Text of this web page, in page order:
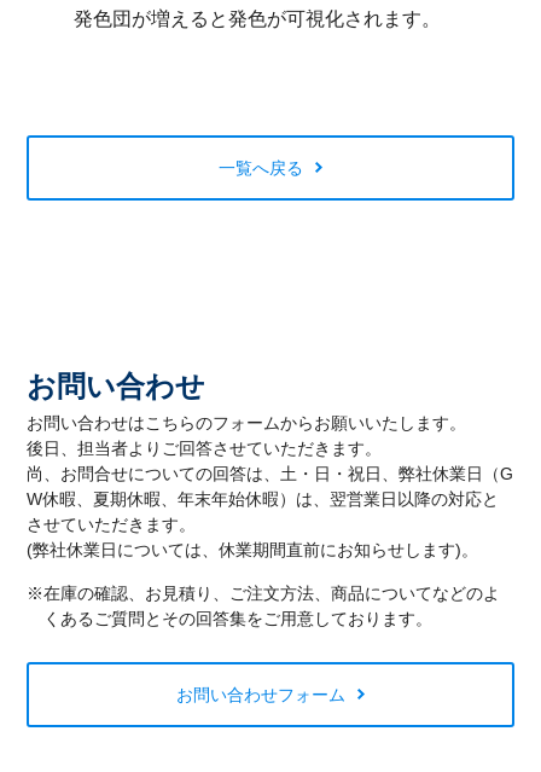
発色団が増えると発色が可視化されます。
一覧へ戻る
お問い合わせ
お問い合わせはこちらのフォームからお願いいたします。
後日、担当者よりご回答させていただきます。
尚、お問合せについての回答は、土・日・祝日、弊社休業日（G
W休暇、夏期休暇、年末年始休暇）は、翌営業日以降の対応と
させていただきます。
(弊社休業日については、休業期間直前にお知らせします)。
※在庫の確認、お見積り、ご注文方法、商品についてなどのよ
くあるご質問とその回答集をご用意しております。
お問い合わせフォーム